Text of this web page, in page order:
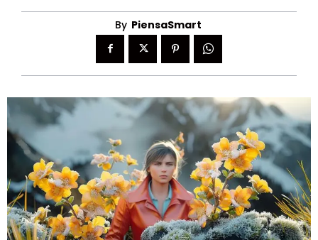
By PiensaSmart